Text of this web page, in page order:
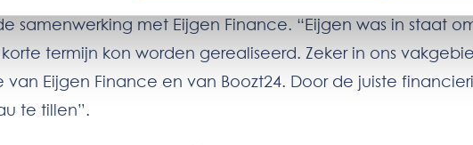
samenwerking met Eijgen Finance. “Eijgen was in staat
termijn kon worden gerealiseerd. Zeker in ons
Eijgen Finance en van Boozt24. Door de juiste
te tillen”.